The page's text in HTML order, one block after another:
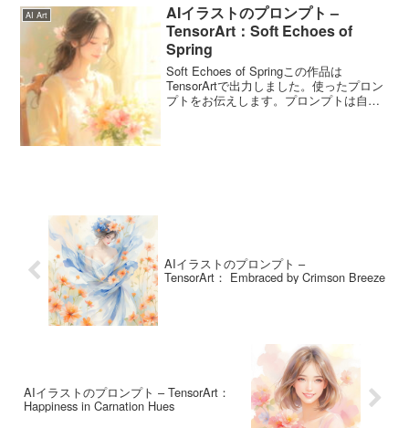
AI Art
AIイラストのプロンプト –
TensorArt：Soft Echoes of
Spring
Soft Echoes of Springこの作品は
TensorArtで出力しました。使ったプロン
プトをお伝えします。プロンプトは自由
AIイラストのプロンプト –
TensorArt： Embraced by Crimson Breeze
AIイラストのプロンプト – TensorArt：
Happiness in Carnation Hues